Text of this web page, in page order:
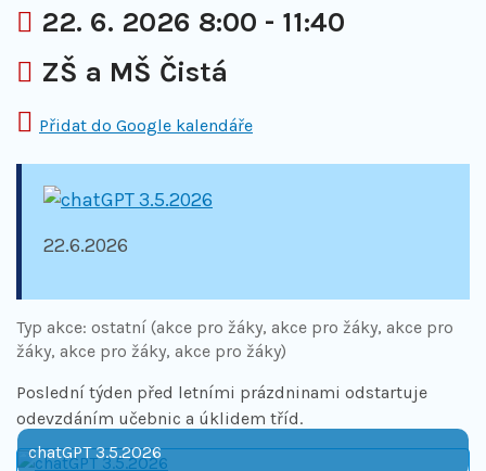
Kdy:
22. 6. 2026 8:00 - 11:40
Kde:
ZŠ a MŠ Čistá
Přidat do Google kalendáře
22.6.2026
Typ akce: ostatní (akce pro žáky, akce pro žáky, akce pro
žáky, akce pro žáky, akce pro žáky)
Poslední týden před letními prázdninami odstartuje
odevzdáním učebnic a úklidem tříd.
chatGPT 3.5.2026